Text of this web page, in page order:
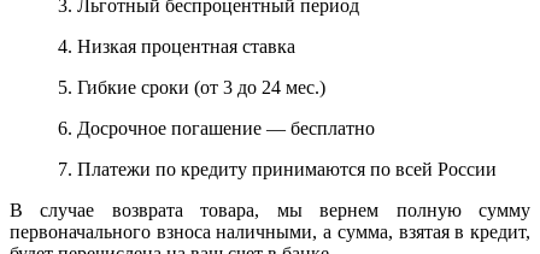
3. Льготный беспроцентный период
4. Низкая процентная ставка
5. Гибкие сроки (от 3 до 24 мес.)
6. Досрочное погашение — бесплатно
7. Платежи по кредиту принимаются по всей России
В случае возврата товара, мы вернем полную сумму
первоначального взноса наличными, а сумма, взятая в кредит,